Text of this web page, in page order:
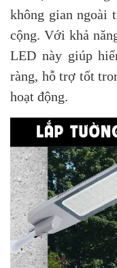
không gian ngoài
cộng. Với khả
LED này giúp
ràng, hỗ trợ tốt
hoạt động.